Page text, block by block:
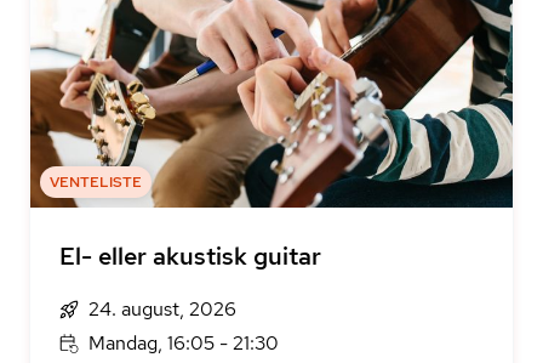
VENTELISTE
El- eller akustisk guitar
24. august, 2026
Mandag, 16:05 - 21:30